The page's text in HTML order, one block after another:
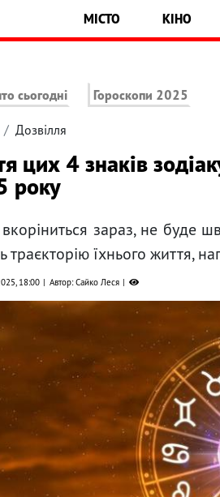
МІСТО КІНО
сьогодні Гороскопи 2025
Дозвілля
цих 4 знаків
року
зараз, не буде
траєкторію їхнього життя,
18:00 Автор: Сайко Леся